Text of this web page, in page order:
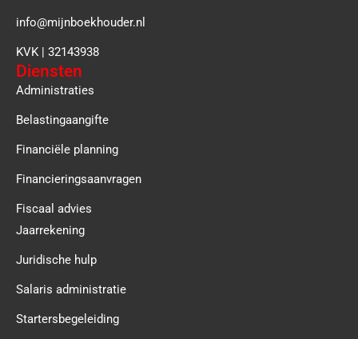
info@mijnboekhouder.nl
KVK | 32143938
Diensten
Administraties
Belastingaangifte
Financiële planning
Financieringsaanvragen
Fiscaal advies
Jaarrekening
Juridische hulp
Salaris administratie
Startersbegeleiding